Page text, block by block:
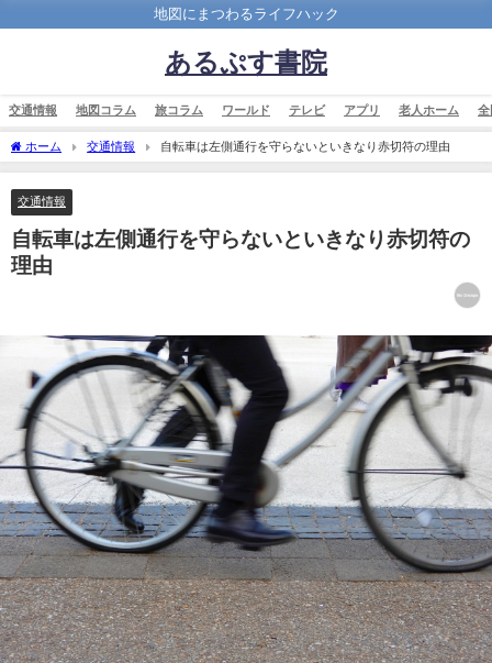
地図にまつわるライフハック
あるぷす書院
交通情報 地図コラム 旅コラム ワールド テレビ アプリ 老人ホーム 全
ホーム 交通情報 自転車は左側通行を守らないといきなり赤切符の理由
交通情報
自転車は左側通行を守らないといきなり赤切符の
理由